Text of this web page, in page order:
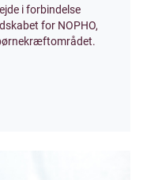
i forbindelse
for NOPHO,